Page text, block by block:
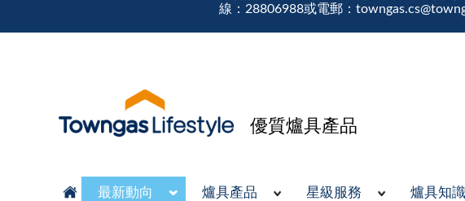
線：28806988或電郵：
優質爐具產品
最新動向 爐具產品 星級服務 爐具知識